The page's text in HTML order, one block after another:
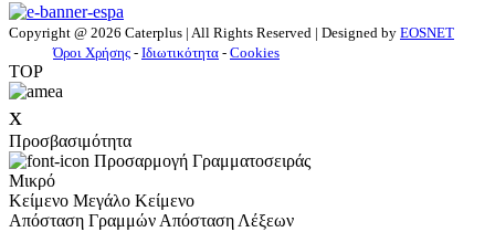
Copyright @ 2026 Caterplus | All Rights Reserved | Designed by EOSNET
Όροι Χρήσης - Ιδιωτικότητα - Cookies
TOP
x
Προσβασιμότητα
Προσαρμογή Γραμματοσειράς
Μικρό
Κείμενο Μεγάλο Κείμενο
Απόσταση Γραμμών Απόσταση Λέξεων